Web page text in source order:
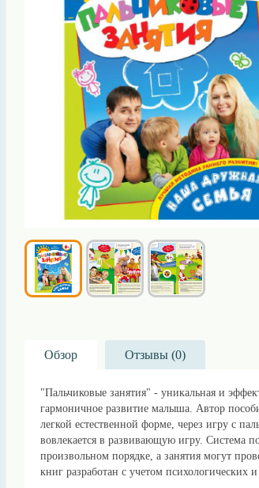
Обзор Отзывы (0)
"Пальчиковые занятия" - уникальная и
гармоничное развитие малыша. Автор
легкой естественной форме, через игру с
вовлекается в развивающую игру. Система
произвольном порядке, а занятия могут
книг разработан с учетом психологических